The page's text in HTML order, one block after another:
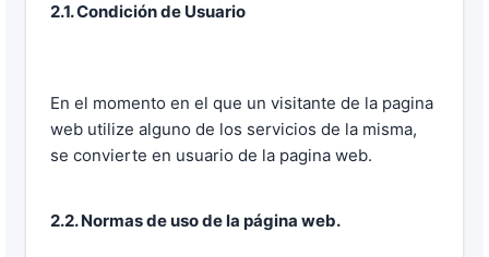
2.1. Condición de Usuario
En el momento en el que un visitante de la pagina
web utilize alguno de los servicios de la misma,
se convierte en usuario de la pagina web.
2.2. Normas de uso de la página web.